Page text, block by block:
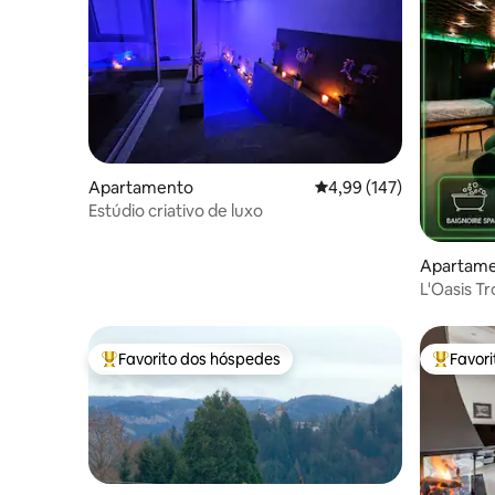
Apartamento Classificação média de
4,99 (147)
Estúdio criativo de luxo
L'Oasis
Favoritos dos hóspedes mais apreciados
Favorito dos hóspedes